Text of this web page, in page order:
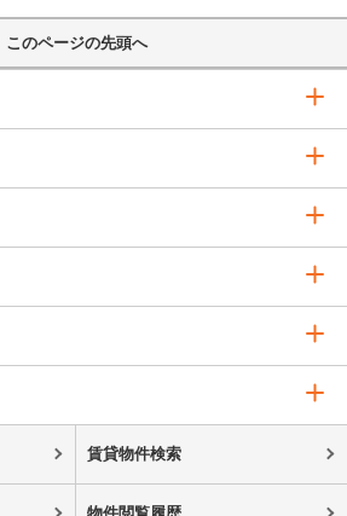
このページの先頭へ
賃貸物件検索